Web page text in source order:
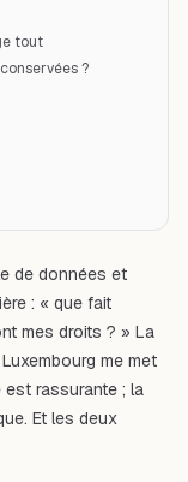
tout
?
de données et
: « que fait
mes droits ? » La
me met
rassurante ; la
Et les deux